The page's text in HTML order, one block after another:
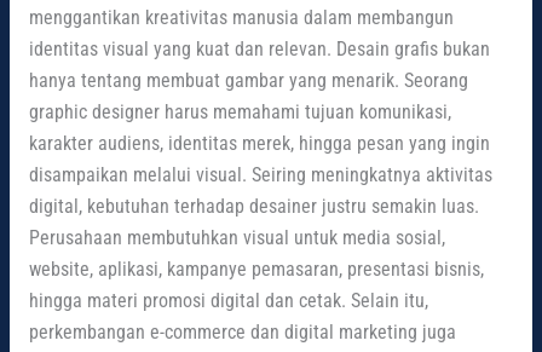
menggantikan kreativitas manusia dalam membangun
identitas visual yang kuat dan relevan. Desain grafis bukan
hanya tentang membuat gambar yang menarik. Seorang
graphic designer harus memahami tujuan komunikasi,
karakter audiens, identitas merek, hingga pesan yang ingin
disampaikan melalui visual. Seiring meningkatnya aktivitas
digital, kebutuhan terhadap desainer justru semakin luas.
Perusahaan membutuhkan visual untuk media sosial,
website, aplikasi, kampanye pemasaran, presentasi bisnis,
hingga materi promosi digital dan cetak. Selain itu,
perkembangan e-commerce dan digital marketing juga